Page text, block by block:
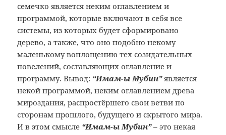
семечко являетсянеким оглавлением и
программой, которыевключают в себя все
системы, из которыхбудет сформировано
дерево, а также, чтооно подобно некому
маленькому воплощениютех созидательных
повелений, составляющихоглавление и
программу. Вывод: “Имам-ыМубин”является
некой программой,неким оглавлением древа
мироздания,распростёршего свои ветви по
сторонампрошлого, будущего и скрытого мира.
Ив этом смысле “Имам-ы Мубин”–это некая